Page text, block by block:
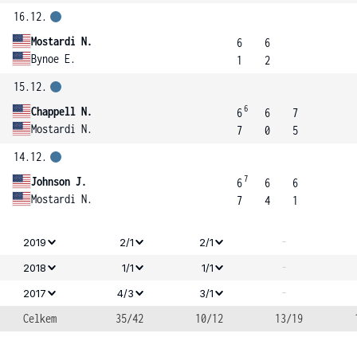
16.12.
Mostardi N.
Bynoe E.
6
1
6
2
15.12.
Chappell N.
Mostardi N.
66
7
6
0
7
5
14.12.
Johnson J.
Mostardi N.
67
7
6
4
6
1
2019 2/1 2/1 -
2018 1/1 1/1 -
2017 4/3 3/1
-
Celkem
35/42 10/12 13/19